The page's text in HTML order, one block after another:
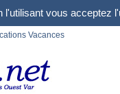
vous acceptez
Vacances